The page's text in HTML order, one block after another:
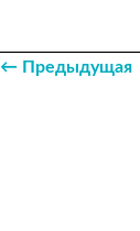
← Предыдущая